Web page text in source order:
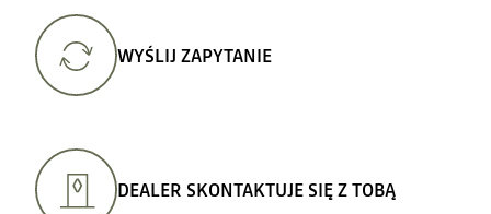
WYŚLIJ ZAPYTANIE
DEALER SKONTAKTUJE SIĘ Z TOBĄ